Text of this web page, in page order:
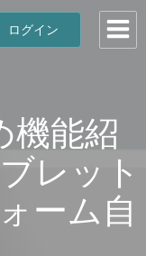
ログイン
機能紹
レット
ーム自